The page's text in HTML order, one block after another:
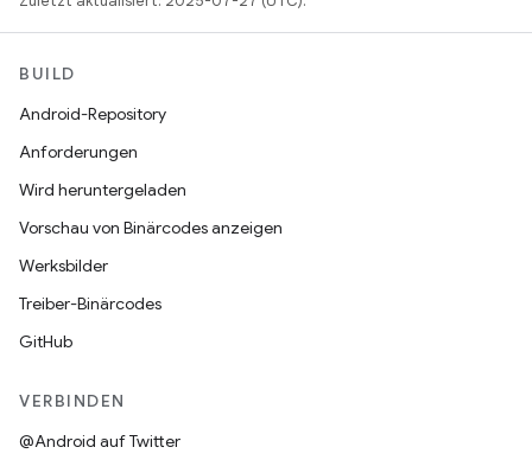
BUILD
Android-Repository
Anforderungen
Wird heruntergeladen
Vorschau von Binärcodes anzeigen
Werksbilder
Treiber-Binärcodes
GitHub
VERBINDEN
@Android auf Twitter